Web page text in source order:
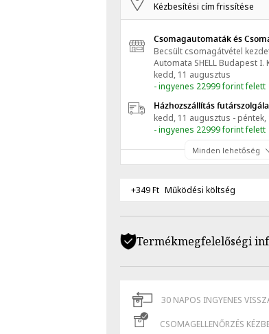
Kézbesítési cím frissítése
Csomagautomaták és
Becsült csomagátvétel
Automata SHELL Budapest I.
kedd, 11 augusztus
- ingyenes 22999 forint felett
Házhozszállítás
kedd, 11 augusztus -
- ingyenes 22999 forint felett
Minden lehetőség
+349 Ft Működési költség
Termékmegfelelőségi
30 NAPOS INGYENES
CSOMAGELLENŐRZÉS